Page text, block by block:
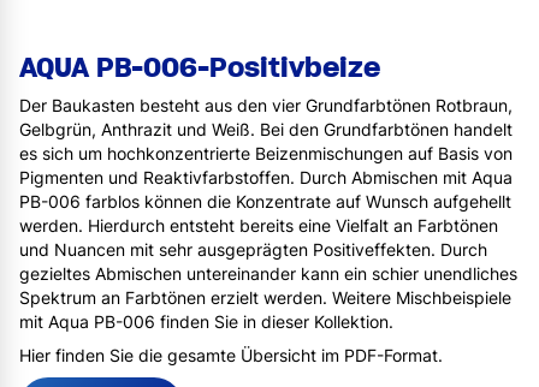
AQUA PB-006-Positivbeize
Der Baukasten besteht aus den vier Grundfarbtönen Rotbraun,
Gelbgrün, Anthrazit und Weiß. Bei den Grundfarbtönen handelt
es sich um hochkonzentrierte Beizenmischungen auf Basis von
Pigmenten und Reaktivfarbstoffen. Durch Abmischen mit Aqua
PB-006 farblos können die Konzentrate auf Wunsch aufgehellt
werden. Hierdurch entsteht bereits eine Vielfalt an Farbtönen
und Nuancen mit sehr ausgeprägten Positiveffekten. Durch
gezieltes Abmischen untereinander kann ein schier unendliches
Spektrum an Farbtönen erzielt werden. Weitere Mischbeispiele
mit Aqua PB-006 finden Sie in dieser Kollektion.
Hier finden Sie die gesamte Übersicht im PDF-Format.